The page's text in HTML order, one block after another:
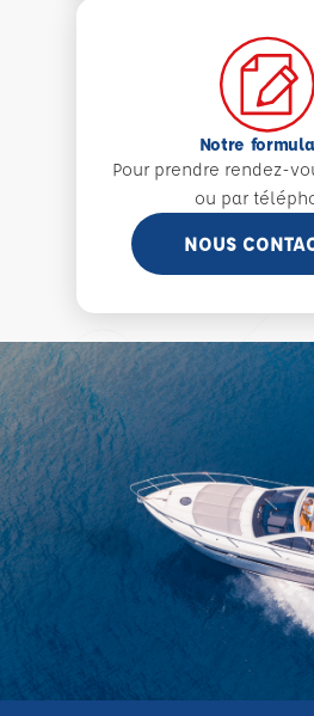
Notre
Pour prendre rendez-
ou par
NOUS